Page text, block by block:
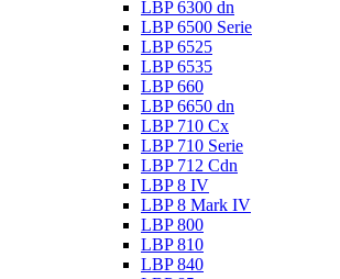
LBP 6300 dn
LBP 6500 Serie
LBP 6525
LBP 6535
LBP 660
LBP 6650 dn
LBP 710 Cx
LBP 710 Serie
LBP 712 Cdn
LBP 8 IV
LBP 8 Mark IV
LBP 800
LBP 810
LBP 840